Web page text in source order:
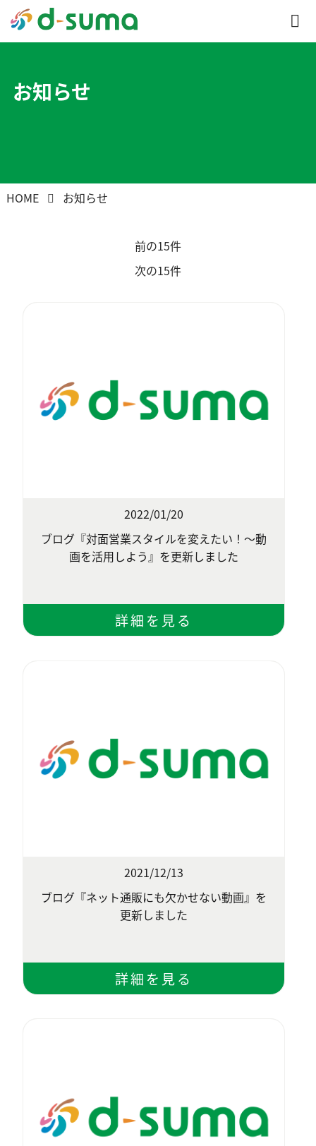
お知らせ
HOME お知らせ
前の15件
次の15件
2022/01/20
ブログ『対面営業スタイルを変えたい！～動
画を活用しよう』を更新しました
2021/12/13
ブログ『ネット通販にも欠かせない動画』を
更新しました